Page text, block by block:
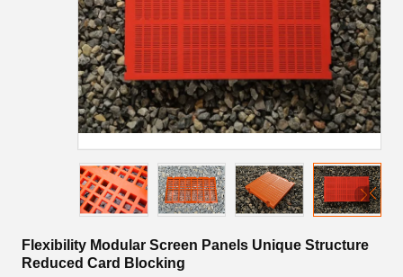
Flexibility Modular Screen Panels Unique Structure
Reduced Card Blocking